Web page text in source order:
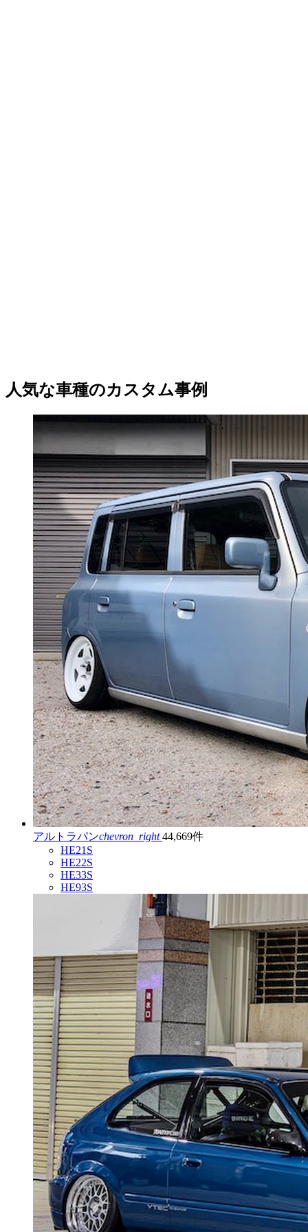
人気な車種のカスタム事例
アルトラパンchevron_right 44,669件
HE21S
HE22S
HE33S
HE93S